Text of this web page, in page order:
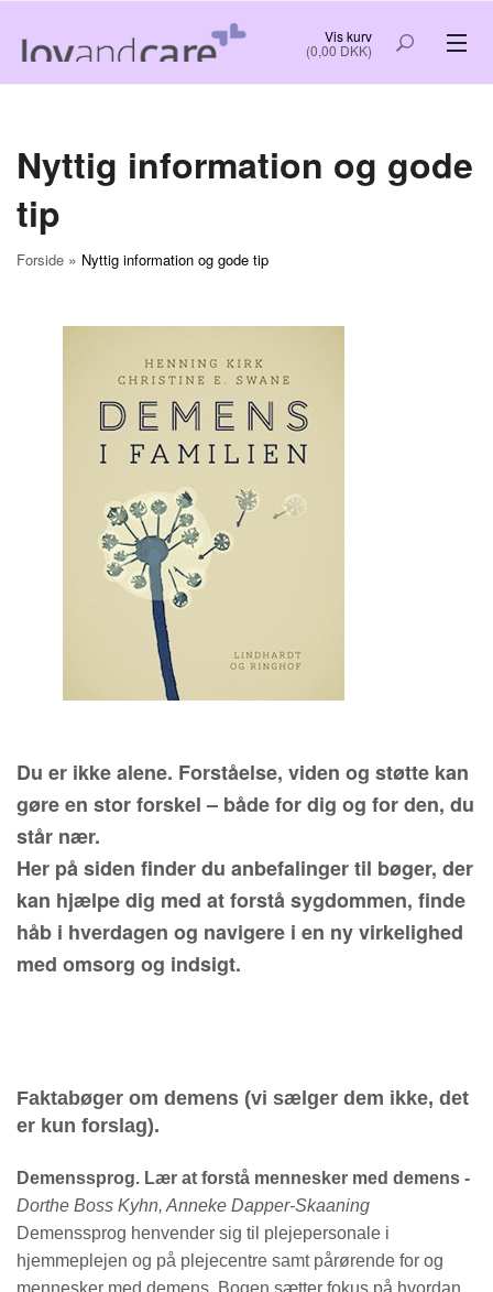
Vis kurv
(0,00 DKK)
RO OG GOD SØVN
KREATIV HYGGE
NYTTIG INFORMATION OG GODE TIP
LOG IND
KØB OG LEVERING KONTAKT
Nyttig information og gode
tip
Forside » Nyttig information og gode tip
Du er ikke alene. Forståelse, viden og støtte kan
gøre en stor forskel – både for dig og for den, du
står nær.
Her på siden finder du anbefalinger til bøger, der
kan hjælpe dig med at forstå sygdommen, finde
håb i hverdagen og navigere i en ny virkelighed
med omsorg og indsigt.
Faktabøger om demens (vi sælger dem ikke, det
er kun forslag).
Demenssprog. Lær at forstå mennesker med demens -
Dorthe Boss Kyhn, Anneke Dapper-Skaaning
Demenssprog henvender sig til plejepersonale i
hjemmeplejen og på plejecentre samt pårørende for og
mennesker med demens. Bogen sætter fokus på hvordan